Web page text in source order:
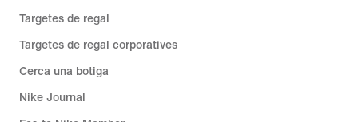
Targetes de regal
Targetes de regal corporatives
Cerca una botiga
Nike Journal